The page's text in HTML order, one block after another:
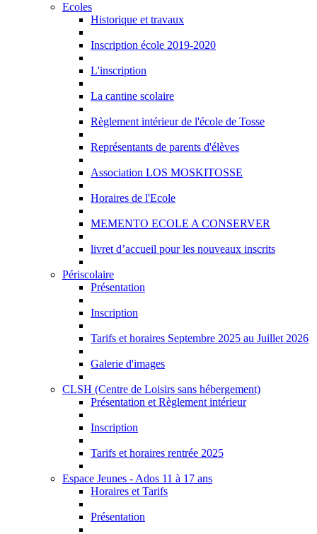
Ecoles
Historique et travaux
Inscription école 2019-2020
L'inscription
La cantine scolaire
Règlement intérieur de l'école de Tosse
Représentants de parents d'élèves
Association LOS MOSKITOSSE
Horaires de l'Ecole
MEMENTO ECOLE A CONSERVER
livret d’accueil pour les nouveaux inscrits
Périscolaire
Présentation
Inscription
Tarifs et horaires Septembre 2025 au Juillet 2026
Galerie d'images
CLSH (Centre de Loisirs sans hébergement)
Présentation et Règlement intérieur
Inscription
Tarifs et horaires rentrée 2025
Espace Jeunes - Ados 11 à 17 ans
Horaires et Tarifs
Présentation